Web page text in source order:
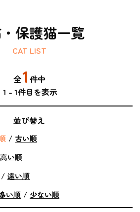
保護猫一覧
CAT LIST
全1 件中
1 - 1件目を表示
並び替え
古い順
高い順
遠い順
い順 少ない順